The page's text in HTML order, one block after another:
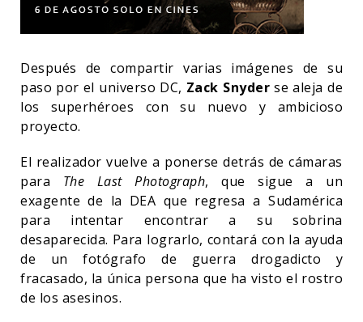
Después de compartir varias imágenes de su
paso por el universo DC, Zack Snyder se aleja de
los superhéroes con su nuevo y ambicioso
proyecto.
El realizador vuelve a ponerse detrás de cámaras
para The Last Photograph, que sigue a un
exagente de la DEA que regresa a Sudamérica
para intentar encontrar a su sobrina
desaparecida. Para lograrlo, contará con la ayuda
de un fotógrafo de guerra drogadicto y
fracasado, la única persona que ha visto el rostro
de los asesinos.